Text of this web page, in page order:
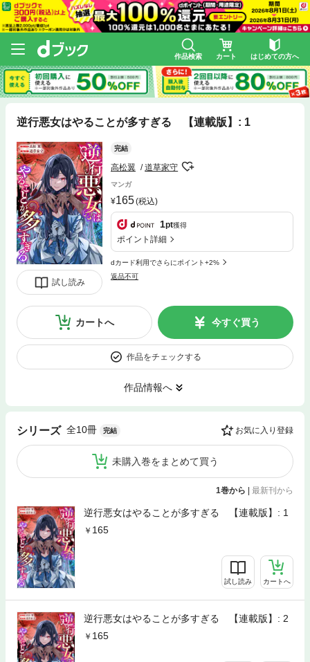
作品検索 カート はじめての方へ
逆行悪女はやることが多すぎる 【連載版】: 1
試し読み
完結
高松翼 道草家守
マンガ
165(税込)
1pt獲得
ポイント詳細
dカード利用でさらにポイント+2%
返品不可
カートへ 今すぐ買う
作品をチェックする
作品情報へ
シリーズ 全10冊 完結 お気に入り登録
未購入巻をまとめて買う
1巻から | 最新刊から
逆行悪女はやることが多すぎる 【連載版】: 1
165
試し読み カートへ
逆行悪女はやることが多すぎる 【連載版】: 2
165